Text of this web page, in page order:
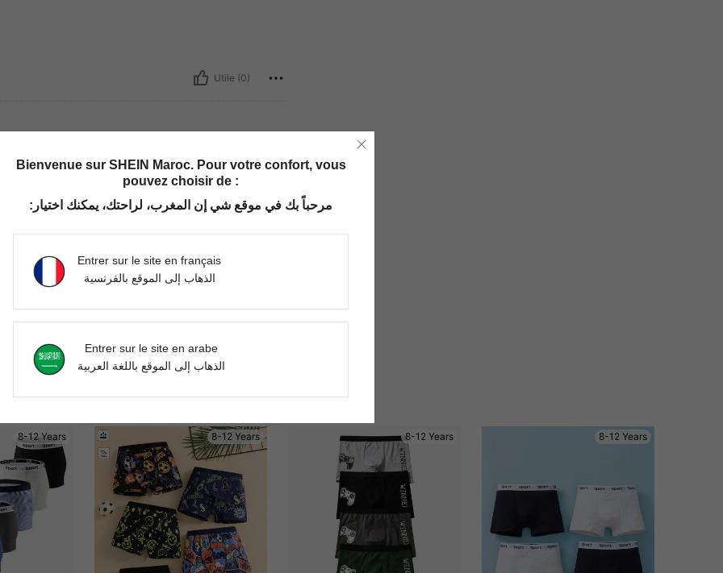
Utile (0)
11-12Y
Utile (0)
8-12 Years 8-12 Years 8-12 Years 8-12 Years
Bienvenue sur SHEIN Maroc. Pour votre confort, vous
pouvez choisir de :
مرحباً بك في موقع شي إن المغرب، لراحتك، يمكنك اختيار:
Entrer sur le site en français
الذهاب إلى الموقع بالفرنسية
Entrer sur le site en arabe
الذهاب إلى الموقع باللغة العربية